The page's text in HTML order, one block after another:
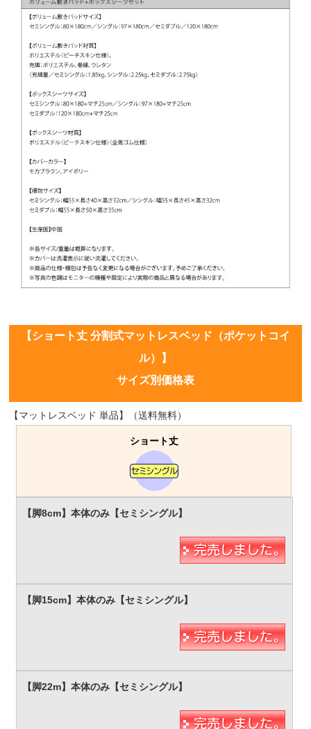
【ショート丈 分割式マットレスベッド（ポケットコイ
ル）】
サイズ別価格表
【マットレスベッド 単品】（送料無料）
ショート丈